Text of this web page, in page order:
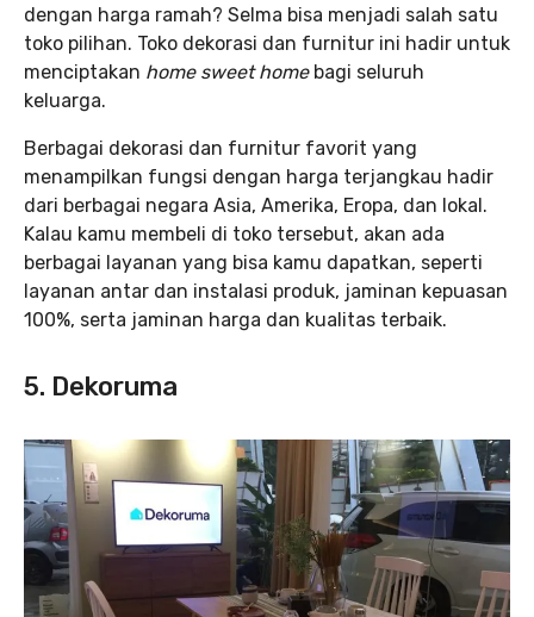
dengan harga ramah? Selma bisa menjadi salah satu
toko pilihan. Toko dekorasi dan furnitur ini hadir untuk
menciptakan home sweet home bagi seluruh
keluarga.
Berbagai dekorasi dan furnitur favorit yang
menampilkan fungsi dengan harga terjangkau hadir
dari berbagai negara Asia, Amerika, Eropa, dan lokal.
Kalau kamu membeli di toko tersebut, akan ada
berbagai layanan yang bisa kamu dapatkan, seperti
layanan antar dan instalasi produk, jaminan kepuasan
100%, serta jaminan harga dan kualitas terbaik.
5. Dekoruma